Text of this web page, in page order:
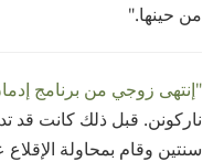
من حينها."
"إنتهى زوجي من برنامج
ناركونن. قبل ذلك كانت قد
سنتين وقام بمحاولة